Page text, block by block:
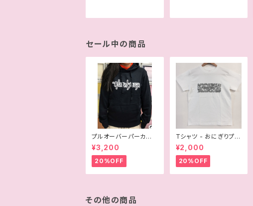
セール中の商品
プルオーバーパーカー -
おにぎりプロレス
¥3,200
20%OFF
Tシャツ - おにぎりプロ
レス
¥2,000
20%OFF
その他の商品